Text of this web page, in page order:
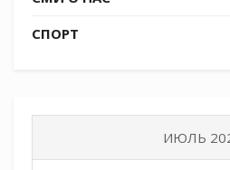
выехали на место
СПОРТ
ИЮЛЬ